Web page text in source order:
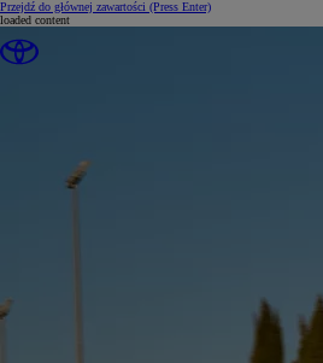
Przejdź do głównej zawartości (Press Enter)
loaded content